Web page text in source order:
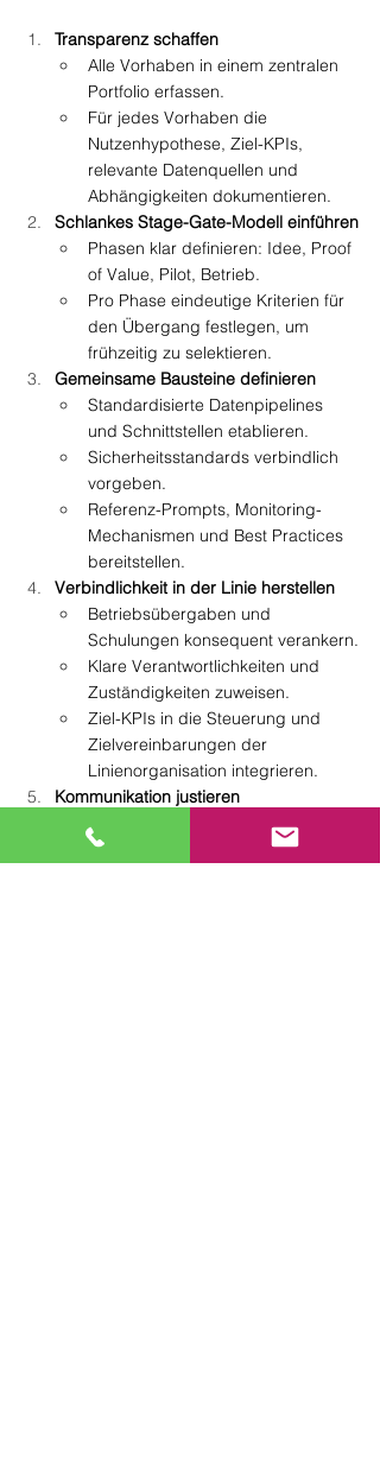
Transparenz schaffen
Alle Vorhaben in einem zentralen
Portfolio erfassen.
Für jedes Vorhaben die
Nutzenhypothese, Ziel-KPIs,
relevante Datenquellen und
Abhängigkeiten dokumentieren.
Schlankes Stage-Gate-Modell einführen
Phasen klar definieren: Idee, Proof
of Value, Pilot, Betrieb.
Pro Phase eindeutige Kriterien für
den Übergang festlegen, um
frühzeitig zu selektieren.
Gemeinsame Bausteine definieren
Standardisierte Datenpipelines
und Schnittstellen etablieren.
Sicherheitsstandards verbindlich
vorgeben.
Referenz-Prompts, Monitoring-
Mechanismen und Best Practices
bereitstellen.
Verbindlichkeit in der Linie herstellen
Betriebsübergaben und
Schulungen konsequent verankern.
Klare Verantwortlichkeiten und
Zuständigkeiten zuweisen.
Ziel-KPIs in die Steuerung und
Zielvereinbarungen der
Linienorganisation integrieren.
Kommunikation justieren
Fokus auf Ergebnisse, nicht auf
Aktivitäten.